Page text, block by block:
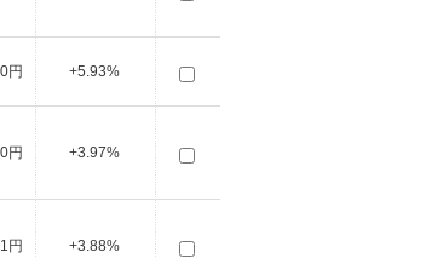
0円 +5.93%
0円 +3.97%
円 +3.88%